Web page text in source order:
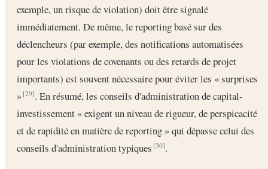
exemple, un risque de violation) doit être signalé
immédiatement. De même, le reporting basé sur des
déclencheurs (par exemple, des notifications automatisées
pour les violations de covenants ou des retards de projet
importants) est souvent nécessaire pour éviter les « surprises
»[29]. En résumé, les conseils d'administration de capital-
investissement « exigent un niveau de rigueur, de perspicacité
et de rapidité en matière de reporting » qui dépasse celui des
conseils d'administration typiques[30].